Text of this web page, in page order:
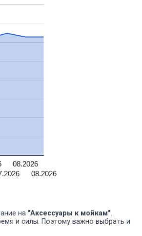
08.2026
08.2026
на "Аксессуары к мойкам".
и силы. Поэтому важно выбрать и